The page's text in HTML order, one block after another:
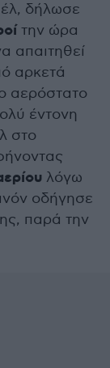
δήλωσε
την ώρα
απαιτηθεί
αρκετά
αερόστατο
έντονη
στο
λόγω
οδήγησε
παρά την